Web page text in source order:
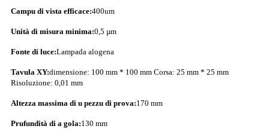
Campu di vista efficace:400um
Unità di misura minima:0,5 µm
Fonte di luce:Lampada alogena
Tavula XY:dimensione: 100 mm * 100 mm Corsa: 25 mm * 25 mm
Risoluzione: 0,01 mm
Altezza massima di u pezzu di prova:170 mm
Prufundità di a gola:130 mm